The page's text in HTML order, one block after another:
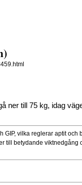
ner till 75 kg, idag
vilka reglerar aptit
till betydande